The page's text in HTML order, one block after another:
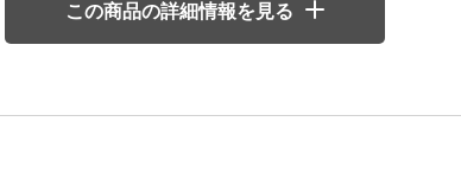
この商品の詳細情報を見る